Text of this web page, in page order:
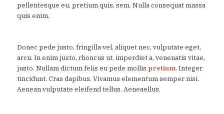
pellentesque eu, pretium quis, sem. Nulla consequat massa
quis enim.
Donec pede justo, fringilla vel, aliquet nec, vulputate eget,
arcu. In enim justo, rhoncus ut, imperdiet a, venenatis vitae,
justo. Nullam dictum felis eu pede mollis pretium. Integer
tincidunt. Cras dapibus. Vivamus elementum semper nisi.
Aenean vulputate eleifend tellus. Aeneaellus.